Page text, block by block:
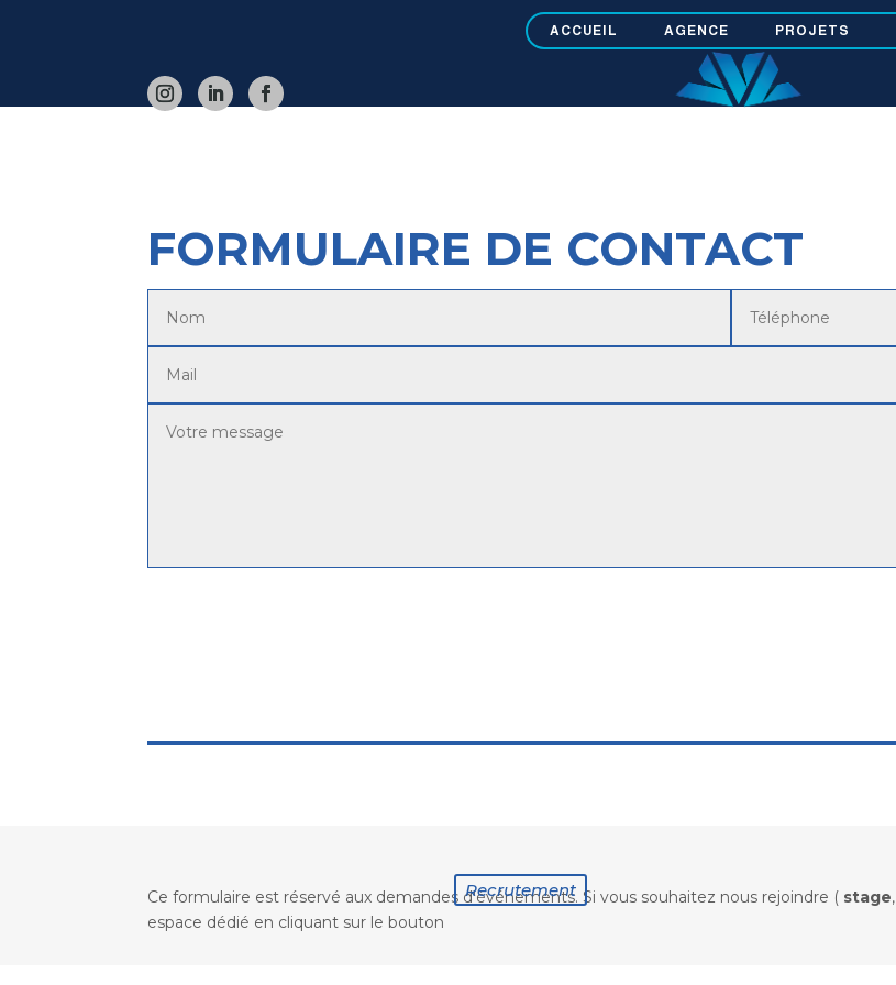
ACCUEIL AGENCE PROJETS
FORMULAIRE DE CONTACT
Ce formulaire est réservé aux demandes d'événements. Si vous souhaitez nous rejoindre ( stage,
espace dédié en cliquant sur le bouton
Recrutement